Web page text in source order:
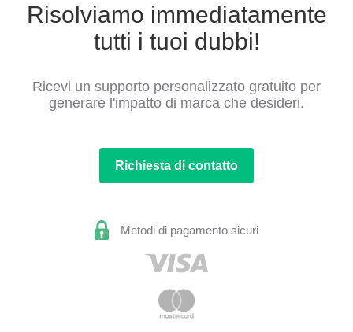
Risolviamo immediatamente
tutti i tuoi dubbi!
Ricevi un supporto personalizzato gratuito per
generare l'impatto di marca che desideri.
Richiesta di contatto
Metodi di pagamento sicuri